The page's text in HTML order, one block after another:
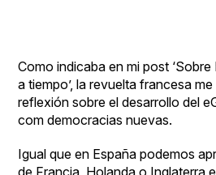
Como indicaba en mi post
a tiempo’, la revuelta francesa
reflexión sobre el desarrollo del
com democracias nuevas.
Igual que en España podemos
de Francia, Holanda o Inglaterra